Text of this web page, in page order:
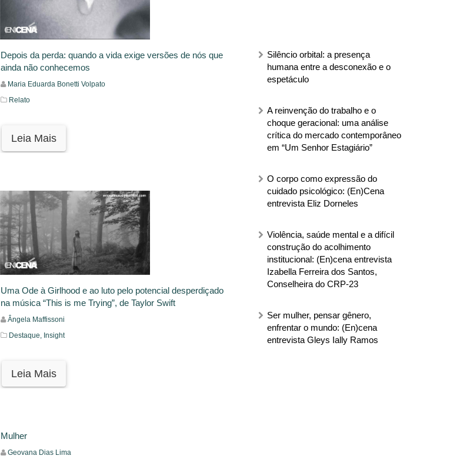
Silêncio orbital: a presença
humana entre a desconexão e o
espetáculo
A reinvenção do trabalho e o
choque geracional: uma análise
crítica do mercado contemporâneo
em “Um Senhor Estagiário”
O corpo como expressão do
cuidado psicológico: (En)Cena
entrevista Eliz Dorneles
Violência, saúde mental e a difícil
construção do acolhimento
institucional: (En)cena entrevista
Izabella Ferreira dos Santos,
Conselheira do CRP-23
Ser mulher, pensar gênero,
enfrentar o mundo: (En)cena
entrevista Gleys Ially Ramos
Depois da perda: quando a vida exige versões de nós que
ainda não conhecemos
Maria Eduarda Bonetti Volpato
Relato
Leia Mais
Uma Ode à Girlhood e ao luto pelo potencial desperdiçado
na música “This is me Trying”, de Taylor Swift
Ângela Maffissoni
Destaque, Insight
Leia Mais
Mulher
Geovana Dias Lima